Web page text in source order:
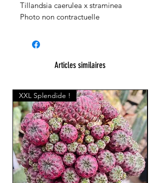
Tillandsia caerulea x straminea
Photo non contractuelle
Articles similaires
XXL Splendide !